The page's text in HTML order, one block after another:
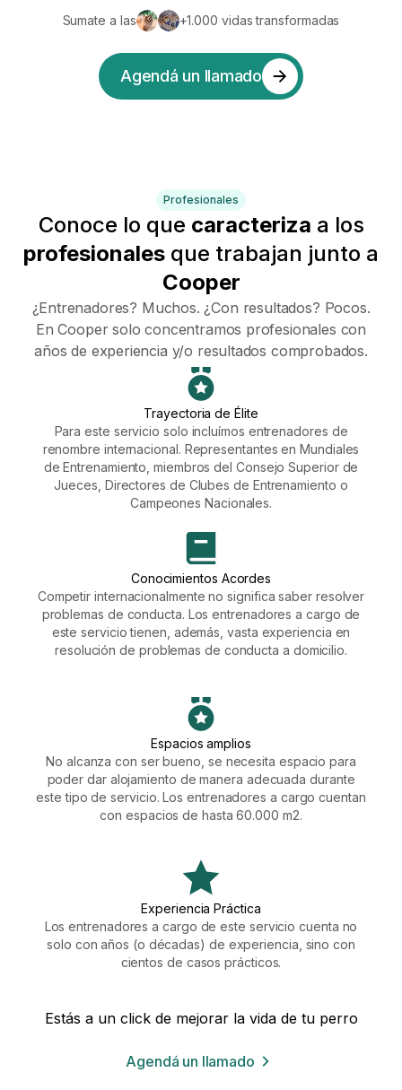
Sumate a las +1.000 vidas transformadas
Agendá un llamado
Profesionales
Conoce lo que caracteriza a los
profesionales que trabajan junto a
Cooper
¿Entrenadores? Muchos. ¿Con resultados? Pocos.
En Cooper solo concentramos profesionales con
años de experiencia y/o resultados comprobados.
Trayectoria de Élite
Para este servicio solo incluímos entrenadores de
renombre internacional. Representantes en Mundiales
de Entrenamiento, miembros del Consejo Superior de
Jueces, Directores de Clubes de Entrenamiento o
Campeones Nacionales.
Conocimientos Acordes
Competir internacionalmente no significa saber resolver
problemas de conducta. Los entrenadores a cargo de
este servicio tienen, además, vasta experiencia en
resolución de problemas de conducta a domicilio.
Espacios amplios
No alcanza con ser bueno, se necesita espacio para
poder dar alojamiento de manera adecuada durante
este tipo de servicio. Los entrenadores a cargo cuentan
con espacios de hasta 60.000 m2.
Experiencia Práctica
Los entrenadores a cargo de este servicio cuenta no
solo con años (o décadas) de experiencia, sino con
cientos de casos prácticos.
Estás a un click de mejorar la vida de tu perro
Agendá un llamado